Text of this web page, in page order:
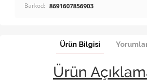
Barkod: 8691607856903
Ürün Bilgisi
Ürün